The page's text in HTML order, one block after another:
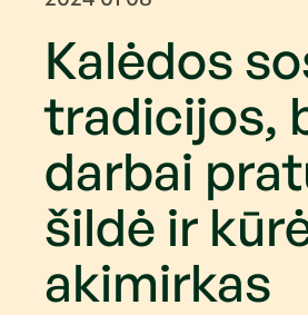
Kalėdos
tradicijos,
darbai
šildė ir
akimirkas